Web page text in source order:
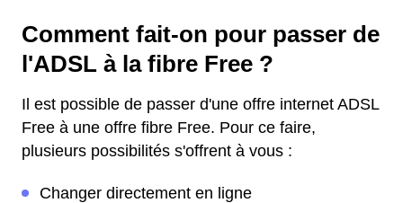
Comment fait-on pour passer de
l'ADSL à la fibre Free ?
Il est possible de passer d'une offre internet ADSL
Free à une offre fibre Free. Pour ce faire,
plusieurs possibilités s'offrent à vous :
Changer directement en ligne